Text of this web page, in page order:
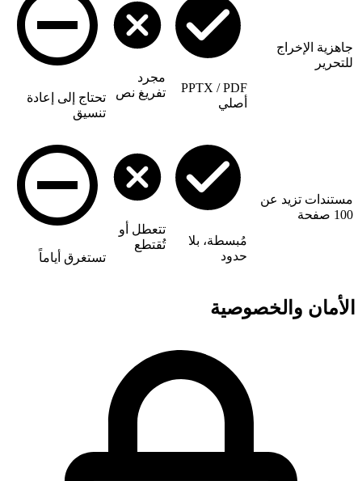
جاهزية الإخراج
للتحرير
PPTX / PDF
أصلي
مجرد
تفريغ نص
تحتاج إلى إعادة
تنسيق
مستندات تزيد عن
100 صفحة
مُبسطة، بلا
حدود
تتعطل أو
تُقتطع
تستغرق أياماً
الأمان والخصوصية